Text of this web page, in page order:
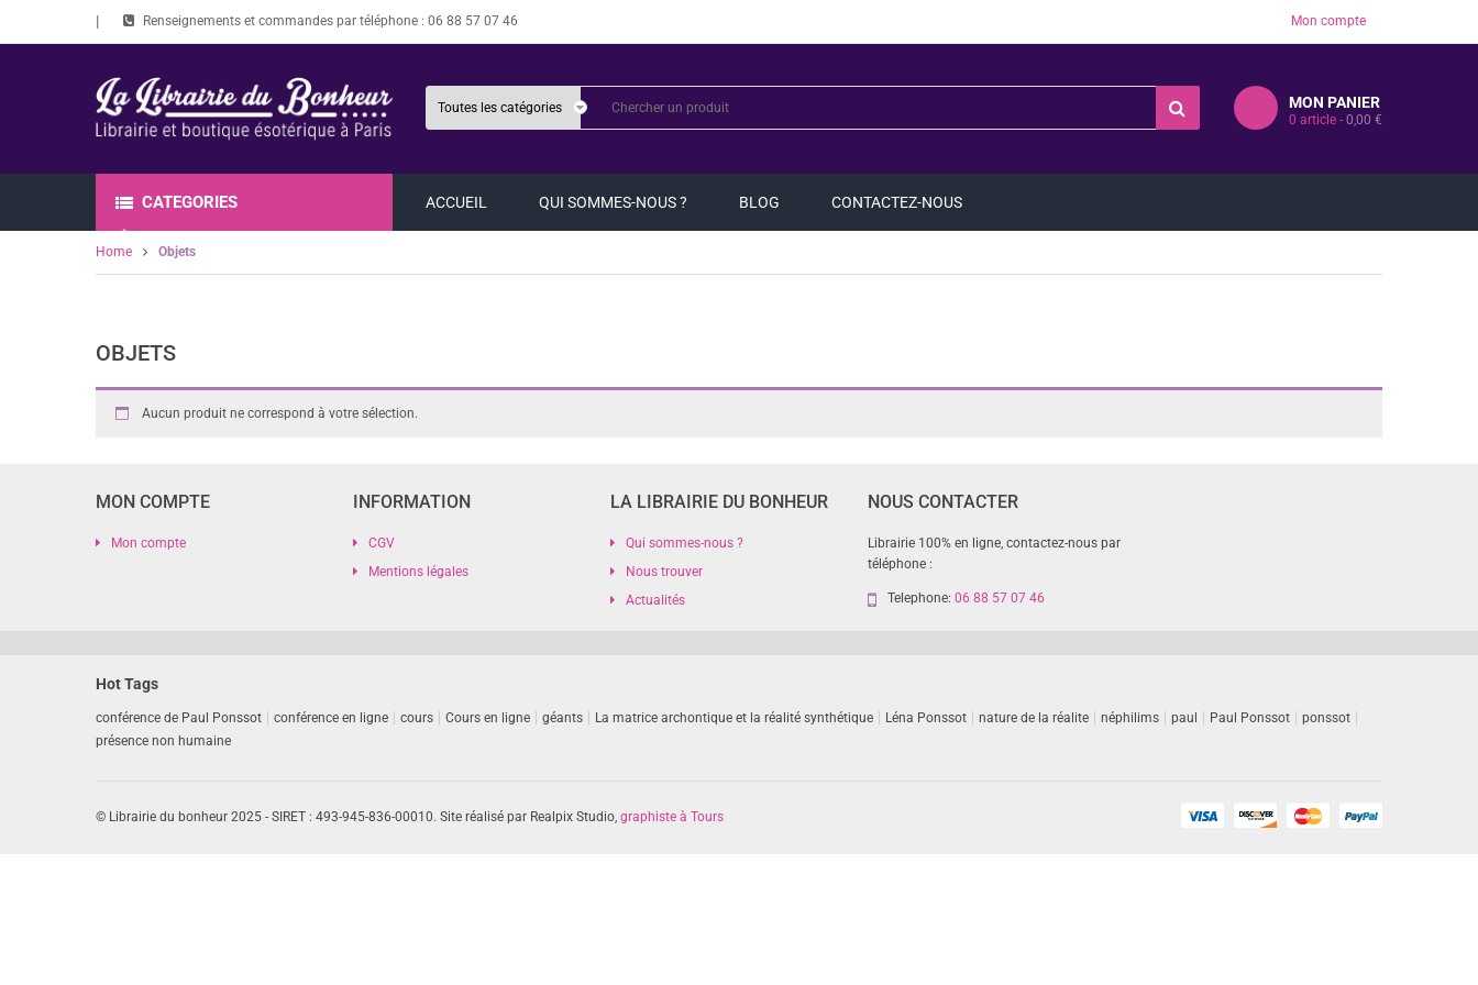
Renseignements et commandes par téléphone : 06 88 57 07 46 Mon compte
MON PANIER
0 article - 0,00 €
CATEGORIES ACCUEIL QUI SOMMES-NOUS ? BLOG CONTACTEZ-NOUS
Home Objets
OBJETS
Aucun produit ne correspond à votre sélection.
MON COMPTE
Mon compte
INFORMATION
CGV
Mentions légales
LA LIBRAIRIE DU BONHEUR
Qui sommes-nous ?
Nous trouver
Actualités
NOUS CONTACTER
Librairie 100% en ligne, contactez-nous par
téléphone :
Telephone: 06 88 57 07 46
Hot Tags
conférence de Paul Ponssot conférence en ligne cours Cours en ligne géants La matrice archontique et la réalité synthétique Léna Ponssot nature de la réalite néphilims paul Paul Ponssot
ponssot
présence non humaine
© Librairie du bonheur 2025 - SIRET : 493-945-836-00010. Site réalisé par Realpix Studio, graphiste à Tours